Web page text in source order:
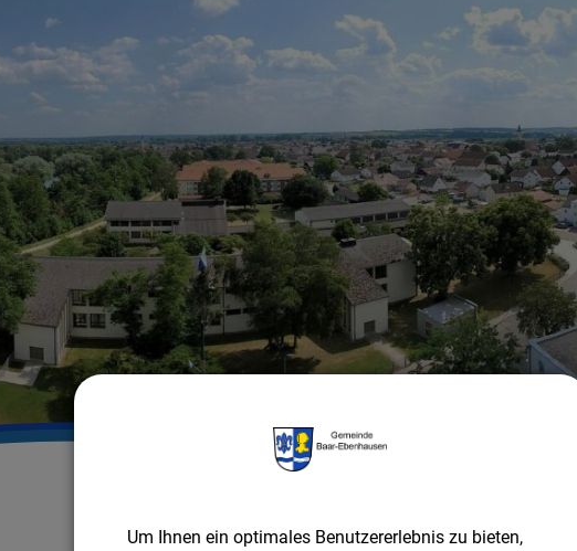
Um Ihnen ein optimales Benutzererlebnis zu bieten,